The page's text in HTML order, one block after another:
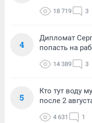
18 719 3
4
Дипломат
попасть на
14 389 3
5
Кто тут воду
после 2
4 631 1